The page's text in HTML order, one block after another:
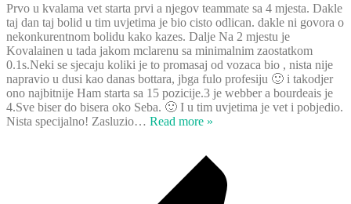
Prvo u kvalama vet starta prvi a njegov teammate sa 4 mjesta. Dakle
taj dan taj bolid u tim uvjetima je bio cisto odlican. dakle ni govora o
nekonkurentnom bolidu kako kazes. Dalje Na 2 mjestu je
Kovalainen u tada jakom mclarenu sa minimalnim zaostatkom
0.1s.Neki se sjecaju koliki je to promasaj od vozaca bio , nista nije
napravio u dusi kao danas bottara, jbga fulo profesiju 🙂 i takodjer
ono najbitnije Ham starta sa 15 pozicije.3 je webber a bourdeais je
4.Sve biser do bisera oko Seba. 🙂 I u tim uvjetima je vet i pobjedio.
Nista specijalno! Zasluzio… Read more »